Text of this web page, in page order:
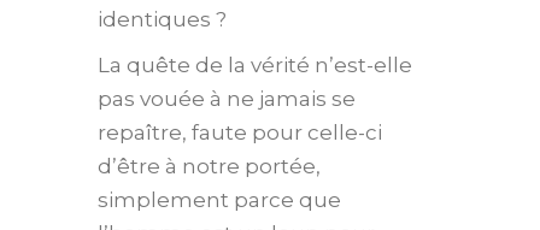
identiques ?
La quête de la vérité n’est-elle
pas vouée à ne jamais se
repaître, faute pour celle-ci
d’être à notre portée,
simplement parce que